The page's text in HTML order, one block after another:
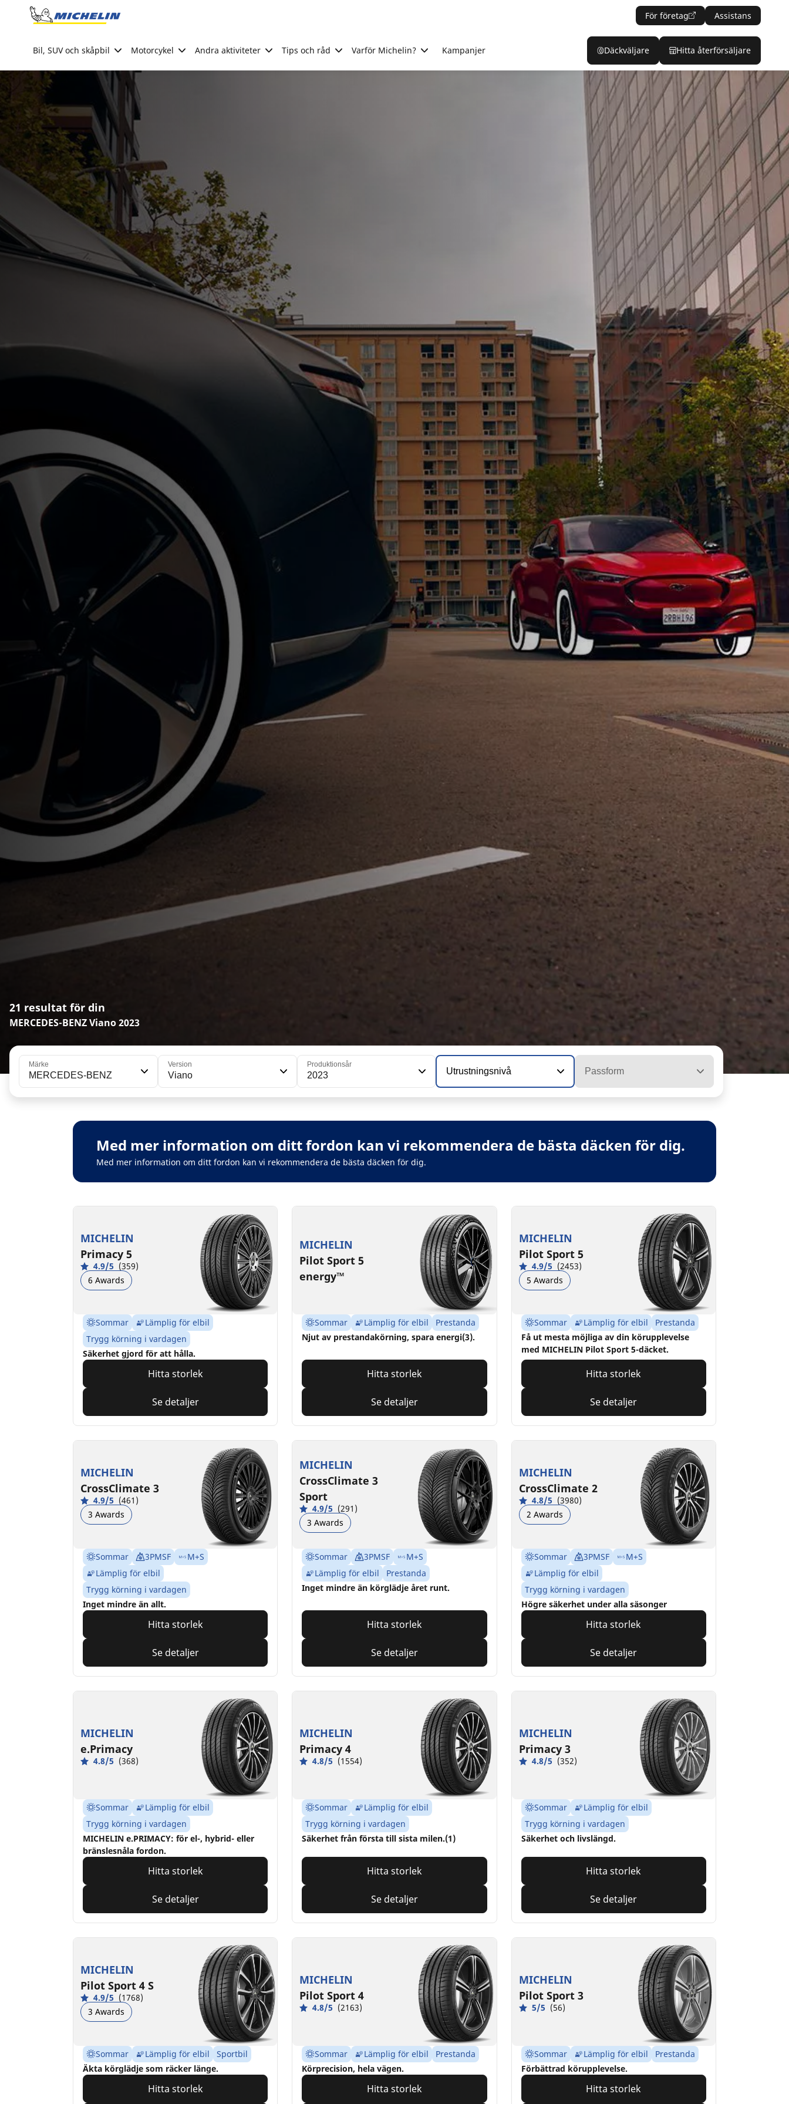
Go to page content
För företag Assistans
Bil, SUV och skåpbil Motorcykel Andra aktiviteter Tips och råd Varför Michelin? Kampanjer Däckväljare Hitta återförsäljare
21 resultat för din
MERCEDES-BENZ Viano 2023
Märke
MERCEDES-BENZ
Version
Viano
Produktionsår
2023 Utrustningsnivå Passform
Med mer information om ditt fordon kan vi rekommendera de bästa däcken för dig.
Med mer information om ditt fordon kan vi rekommendera de bästa däcken för dig.
MICHELIN
Primacy 5
4.9/5 (359)
6 Awards
Sommar
Lämplig för elbil
Trygg körning i vardagen
Säkerhet gjord för att hålla.
Hitta storlek
Se detaljer
MICHELIN
Pilot Sport 5
energy™
Sommar Lämplig för elbil
Prestanda
Njut av prestandakörning, spara energi(3).
Hitta storlek
Se detaljer
MICHELIN
Pilot Sport 5
4.9/5 (2453)
5 Awards
Sommar Lämplig för elbil
Prestanda
Få ut mesta möjliga av din körupplevelse
med MICHELIN Pilot Sport 5-däcket.
Hitta storlek
Se detaljer
MICHELIN
CrossClimate 3
4.9/5 (461)
3 Awards
Sommar 3PMSF
M+S
Lämplig för elbil
Trygg körning i vardagen
Inget mindre än allt.
Hitta storlek
Se detaljer
MICHELIN
CrossClimate 3
Sport
4.9/5 (291)
3 Awards
Sommar 3PMSF
M+S
Lämplig för elbil
Prestanda
Inget mindre än körglädje året runt.
Hitta storlek
Se detaljer
MICHELIN
CrossClimate 2
4.8/5 (3980)
2 Awards
Sommar 3PMSF
M+S
Lämplig för elbil
Trygg körning i vardagen
Högre säkerhet under alla säsonger
Hitta storlek
Se detaljer
MICHELIN
e.Primacy
4.8/5 (368)
Sommar
Lämplig för elbil
Trygg körning i vardagen
MICHELIN e.PRIMACY: för el-, hybrid- eller
bränslesnåla fordon.
Hitta storlek
Se detaljer
MICHELIN
Primacy 4
4.8/5 (1554)
Sommar
Lämplig för elbil
Trygg körning i vardagen
Säkerhet från första till sista milen.(1)
Hitta storlek
Se detaljer
MICHELIN
Primacy 3
4.8/5 (352)
Sommar
Lämplig för elbil
Trygg körning i vardagen
Säkerhet och livslängd.
Hitta storlek
Se detaljer
MICHELIN
Pilot Sport 4 S
4.9/5 (1768)
3 Awards
Sommar Lämplig för elbil
Sportbil
Äkta körglädje som räcker länge.
Hitta storlek
MICHELIN
Pilot Sport 4
4.8/5 (2163)
Sommar Lämplig för elbil
Prestanda
Körprecision, hela vägen.
Hitta storlek
MICHELIN
Pilot Sport 3
5/5 (56)
Sommar Lämplig för elbil
Prestanda
Förbättrad körupplevelse.
Hitta storlek